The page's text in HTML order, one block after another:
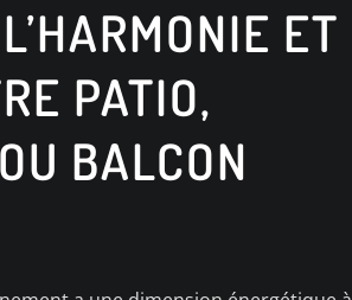
ET
PATIO,
BALCON